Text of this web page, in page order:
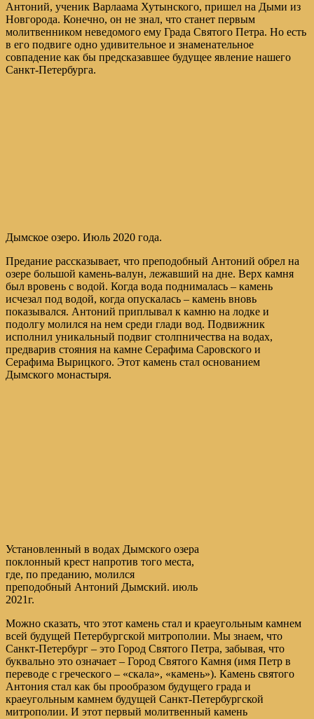
Антоний, ученик Варлаама Хутынского, пришел на Дыми из
Новгорода. Конечно, он не знал, что станет первым
молитвенником неведомого ему Града Святого Петра. Но есть
в его подвиге одно удивительное и знаменательное
совпадение как бы предсказавшее будущее явление нашего
Санкт-Петербурга.
Дымское озеро. Июль 2020 года.
Предание рассказывает, что преподобный Антоний обрел на
озере большой камень-валун, лежавший на дне. Верх камня
был вровень с водой. Когда вода поднималась – камень
исчезал под водой, когда опускалась – камень вновь
показывался. Антоний приплывал к камню на лодке и
подолгу молился на нем среди глади вод. Подвижник
исполнил уникальный подвиг столпничества на водах,
предварив стояния на камне Серафима Саровского и
Серафима Вырицкого. Этот камень стал основанием
Дымского монастыря.
Установленный в водах Дымского озера
поклонный крест напротив того места,
где, по преданию, молился
преподобный Антоний Дымский. июль
2021г.
Можно сказать, что этот камень стал и краеугольным камнем
всей будущей Петербургской митрополии. Мы знаем, что
Санкт-Петербург – это Город Святого Петра, забывая, что
буквально это означает – Город Святого Камня (имя Петр в
переводе с греческого – «скала», «камень»). Камень святого
Антония стал как бы прообразом будущего града и
краеугольным камнем будущей Санкт-Петербургской
митрополии. И этот первый молитвенный камень